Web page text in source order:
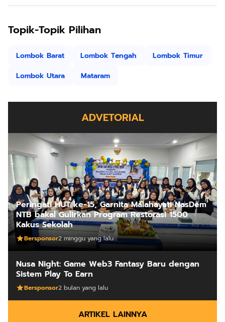
Topik-Topik Pilihan
Lombok Barat Lombok Tengah
Lombok Timur
Lombok Utara
Mataram
ADVETORIAL
Peringati HUT ke-15, Garnita Malahayati NasDem
NTB bakal Gulirkan Program Restorasi 1500
Kakus Sekolah
Bersponsor2 minggu yang lalu
Nusa Night: Game Web3 Fantasy Baru dengan
Sistem Play To Earn
Bersponsor2 bulan yang lalu
ARTIKEL LAINNYA